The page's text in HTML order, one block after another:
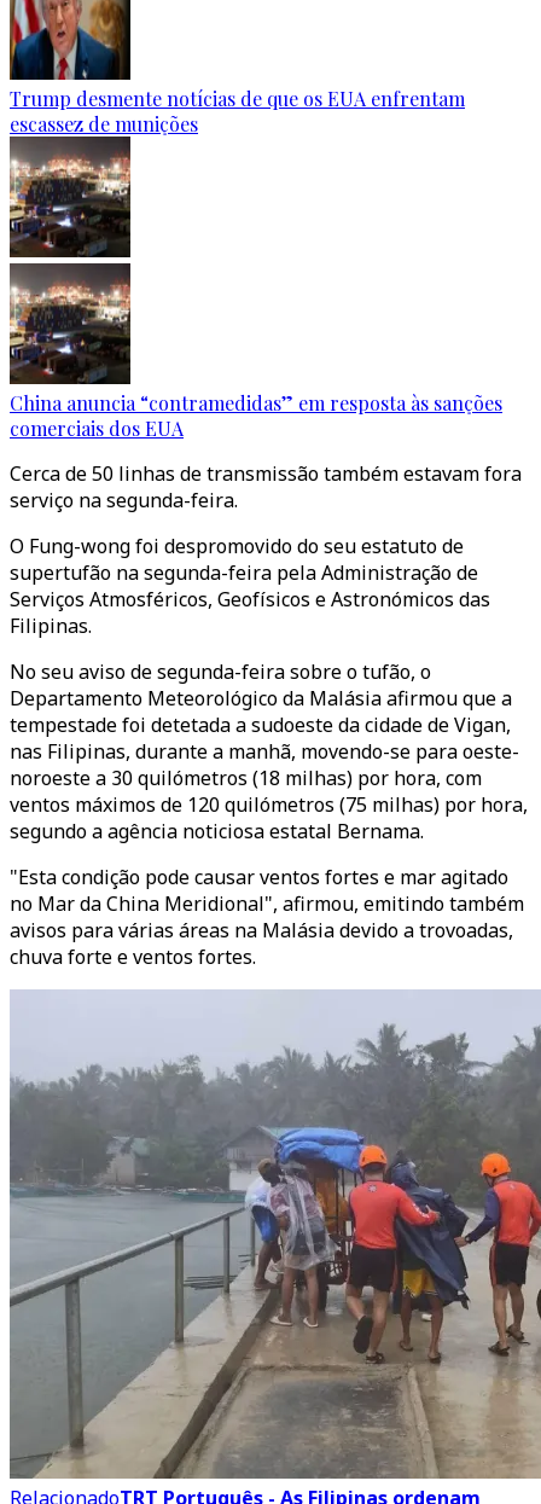
Trump desmente notícias de que os EUA enfrentam
escassez de munições
China anuncia “contramedidas” em resposta às sanções
comerciais dos EUA
Cerca de 50 linhas de transmissão também estavam fora
serviço na segunda-feira.
O Fung-wong foi despromovido do seu estatuto de
supertufão na segunda-feira pela Administração de
Serviços Atmosféricos, Geofísicos e Astronómicos das
Filipinas.
No seu aviso de segunda-feira sobre o tufão, o
Departamento Meteorológico da Malásia afirmou que a
tempestade foi detetada a sudoeste da cidade de Vigan,
nas Filipinas, durante a manhã, movendo-se para oeste-
noroeste a 30 quilómetros (18 milhas) por hora, com
ventos máximos de 120 quilómetros (75 milhas) por hora,
segundo a agência noticiosa estatal Bernama.
"Esta condição pode causar ventos fortes e mar agitado
no Mar da China Meridional", afirmou, emitindo também
avisos para várias áreas na Malásia devido a trovoadas,
chuva forte e ventos fortes.
RelacionadoTRT Português - As Filipinas ordenam